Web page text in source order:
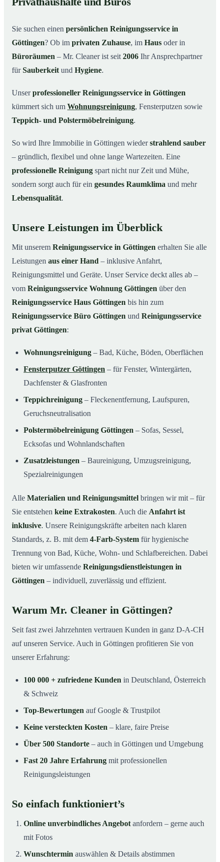
04So einfach funktioniert’s
05Typische Anlässe für einen Reinigungsservice
08So arbeitet ein Reinigungsservice in Göttingen
wirklich
Sie suchen einen persönlichen Reinigungsservice in
Göttingen? Ob im privaten Zuhause, im Haus oder in
Büroräumen – Mr. Cleaner ist seit 2006 Ihr Ansprechpartner
fürSauberkeit und Hygiene.
Unserprofessioneller Reinigungsservice in Göttingen
kümmert sich um Wohnungsreinigung, Fensterputzen sowie
Teppich- und Polstermöbelreinigung.
So wird Ihre Immobilie in Göttingen wiederstrahlend sauber
– gründlich, flexibel und ohne lange Wartezeiten. Eine
professionelle Reinigung spart nicht nur Zeit und Mühe,
sondern sorgt auch für ein gesundes Raumklima und mehr
Lebensqualität.
Unsere Leistungen im Überblick
Mit unserem Reinigungsservice in Göttingen erhalten Sie alle
Leistungen aus einer Hand – inklusive Anfahrt,
Reinigungsmittel und Geräte. Unser Service deckt alles ab –
vom Reinigungsservice Wohnung Göttingen über den
Reinigungsservice Haus Göttingen bis hin zum
Reinigungsservice Büro Göttingen und Reinigungsservice
privat Göttingen:
Wohnungsreinigung – Bad, Küche, Böden, Oberflächen
Fensterputzer Göttingen – für Fenster, Wintergärten,
Dachfenster & Glasfronten
Teppichreinigung – Fleckenentfernung, Laufspuren,
Geruchsneutralisation
Polstermöbelreinigung Göttingen – Sofas, Sessel,
Ecksofas und Wohnlandschaften
Zusatzleistungen – Baureinigung, Umzugsreinigung,
Spezialreinigungen
Alle Materialien und Reinigungsmittel bringen wir mit – für
Sie entstehen keine Extrakosten. Auch die Anfahrt ist
inklusive. Unsere Reinigungskräfte arbeiten nach klaren
Standards, z. B. mit dem 4-Farb-System für hygienische
Trennung von Bad, Küche, Wohn- und Schlafbereichen. Dabei
bieten wir umfassende Reinigungsdienstleistungen in
Göttingen – individuell, zuverlässig und effizient.
Warum Mr. Cleaner in Göttingen?
Seit fast zwei Jahrzehnten vertrauen Kunden in ganz D-A-CH
auf unseren Service. Auch in Göttingen profitieren Sie von
unserer Erfahrung:
100 000 + zufriedene Kunden in Deutschland, Österreich
& Schweiz
Top-Bewertungen auf Google & Trustpilot
Keine versteckten Kosten – klare, faire Preise
Über 500 Standorte – auch in Göttingen und Umgebung
Fast 20 Jahre Erfahrung mit professionellen
Reinigungsleistungen
So einfach funktioniert’s
Online unverbindliches Angebot anfordern – gerne auch
mit Fotos
Wunschtermin auswählen & Details abstimmen